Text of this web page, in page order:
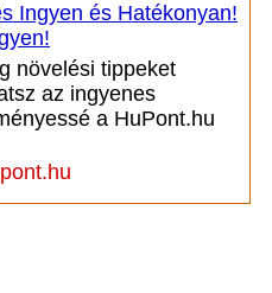
Ingyen és Hatékonyan!
növelési tippeket
az ingyenes
a HuPont.hu